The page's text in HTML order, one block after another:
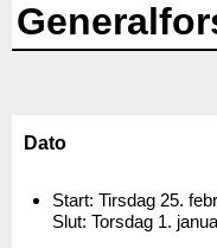
Dato
Start: Tirsdag 25.
Slut: Torsdag 1.